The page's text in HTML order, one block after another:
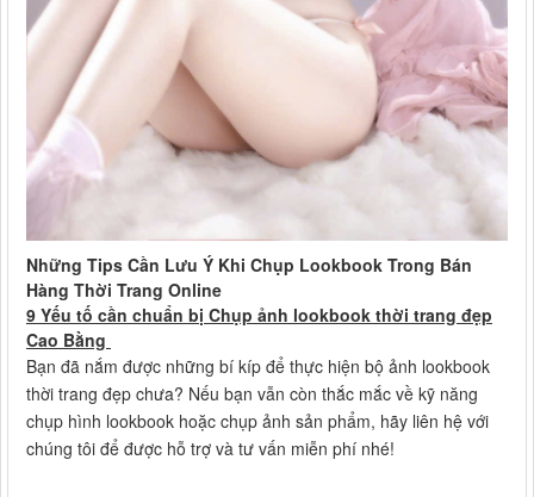
Những Tips Cần Lưu Ý Khi Chụp Lookbook Trong Bán
Hàng Thời Trang Online
9 Yếu tố cần chuẩn bị Chụp ảnh lookbook thời trang đẹp
Cao Bằng
Bạn đã nắm được những bí kíp để thực hiện bộ ảnh lookbook
thời trang đẹp chưa? Nếu bạn vẫn còn thắc mắc về kỹ năng
chụp hình lookbook hoặc chụp ảnh sản phẩm, hãy liên hệ với
chúng tôi để được hỗ trợ và tư vấn miễn phí nhé!